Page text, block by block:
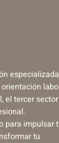
el tercer
para impulsar
tu